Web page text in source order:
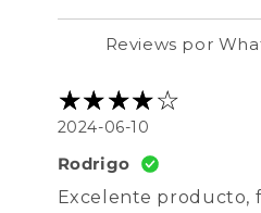
Reviews por
2024-06-10
Rodrigo
Excelente producto,